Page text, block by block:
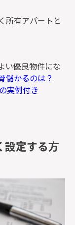
所有アパートと
い優良物件にな
儲かるのは？
実例付き
設定する方